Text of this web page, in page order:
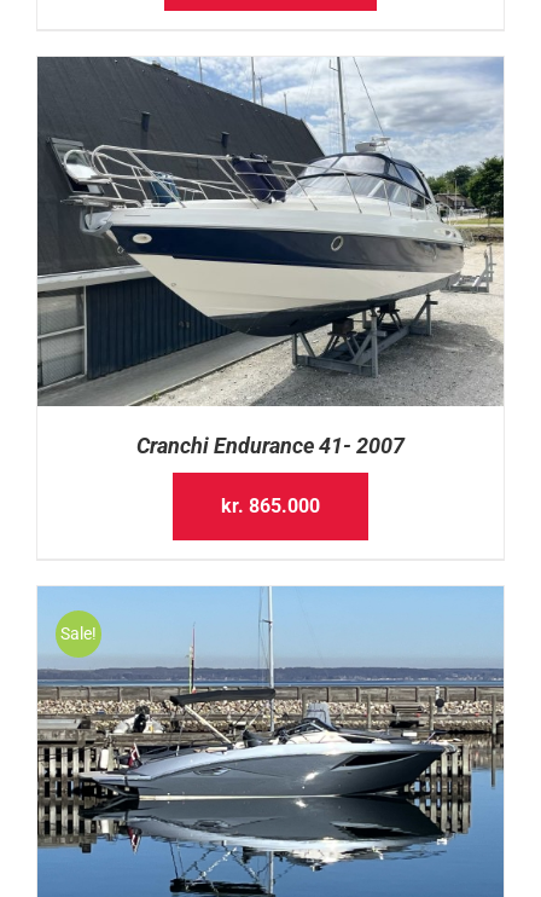
Cranchi Endurance 41- 2007
kr. 865.000
Sale!